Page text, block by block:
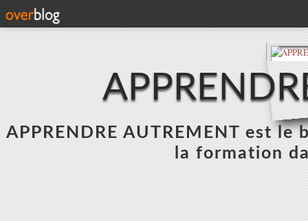
APPRENDRE AUTREMENT est
la formation